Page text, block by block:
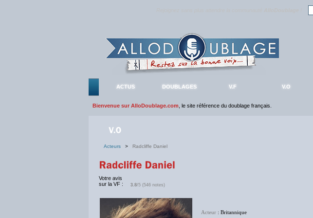
ACTUS DOUBLAGES V.F V.O
Bienvenue sur AlloDoublage.com , le site référence du doublage français.
Acteurs > Radcliffe Daniel
Votre avis
sur la VF :
3.8/5 (546 notes)
Acteur : Britannique